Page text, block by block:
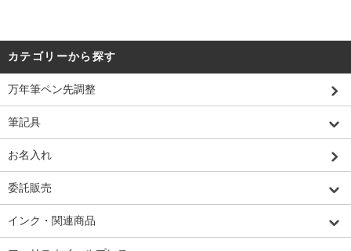
カテゴリーから探す
万年筆ペン先調整
筆記具
お名入れ
委託販売
インク・関連商品